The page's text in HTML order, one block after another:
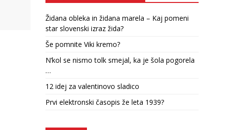
Židana obleka in židana marela – Kaj pomeni
star slovenski izraz žida?
Še pomnite Viki kremo?
N’kol se nismo tolk smejal, ka je šola pogorela
…
12 idej za valentinovo sladico
Prvi elektronski časopis že leta 1939?